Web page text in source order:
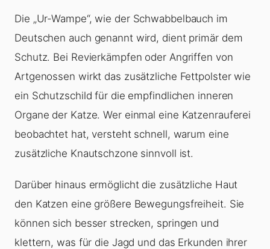
Die „Ur-Wampe“, wie der Schwabbelbauch im
Deutschen auch genannt wird, dient primär dem
Schutz. Bei Revierkämpfen oder Angriffen von
Artgenossen wirkt das zusätzliche Fettpolster wie
ein Schutzschild für die empfindlichen inneren
Organe der Katze. Wer einmal eine Katzenrauferei
beobachtet hat, versteht schnell, warum eine
zusätzliche Knautschzone sinnvoll ist.
Darüber hinaus ermöglicht die zusätzliche Haut
den Katzen eine größere Bewegungsfreiheit. Sie
können sich besser strecken, springen und
klettern, was für die Jagd und das Erkunden ihrer